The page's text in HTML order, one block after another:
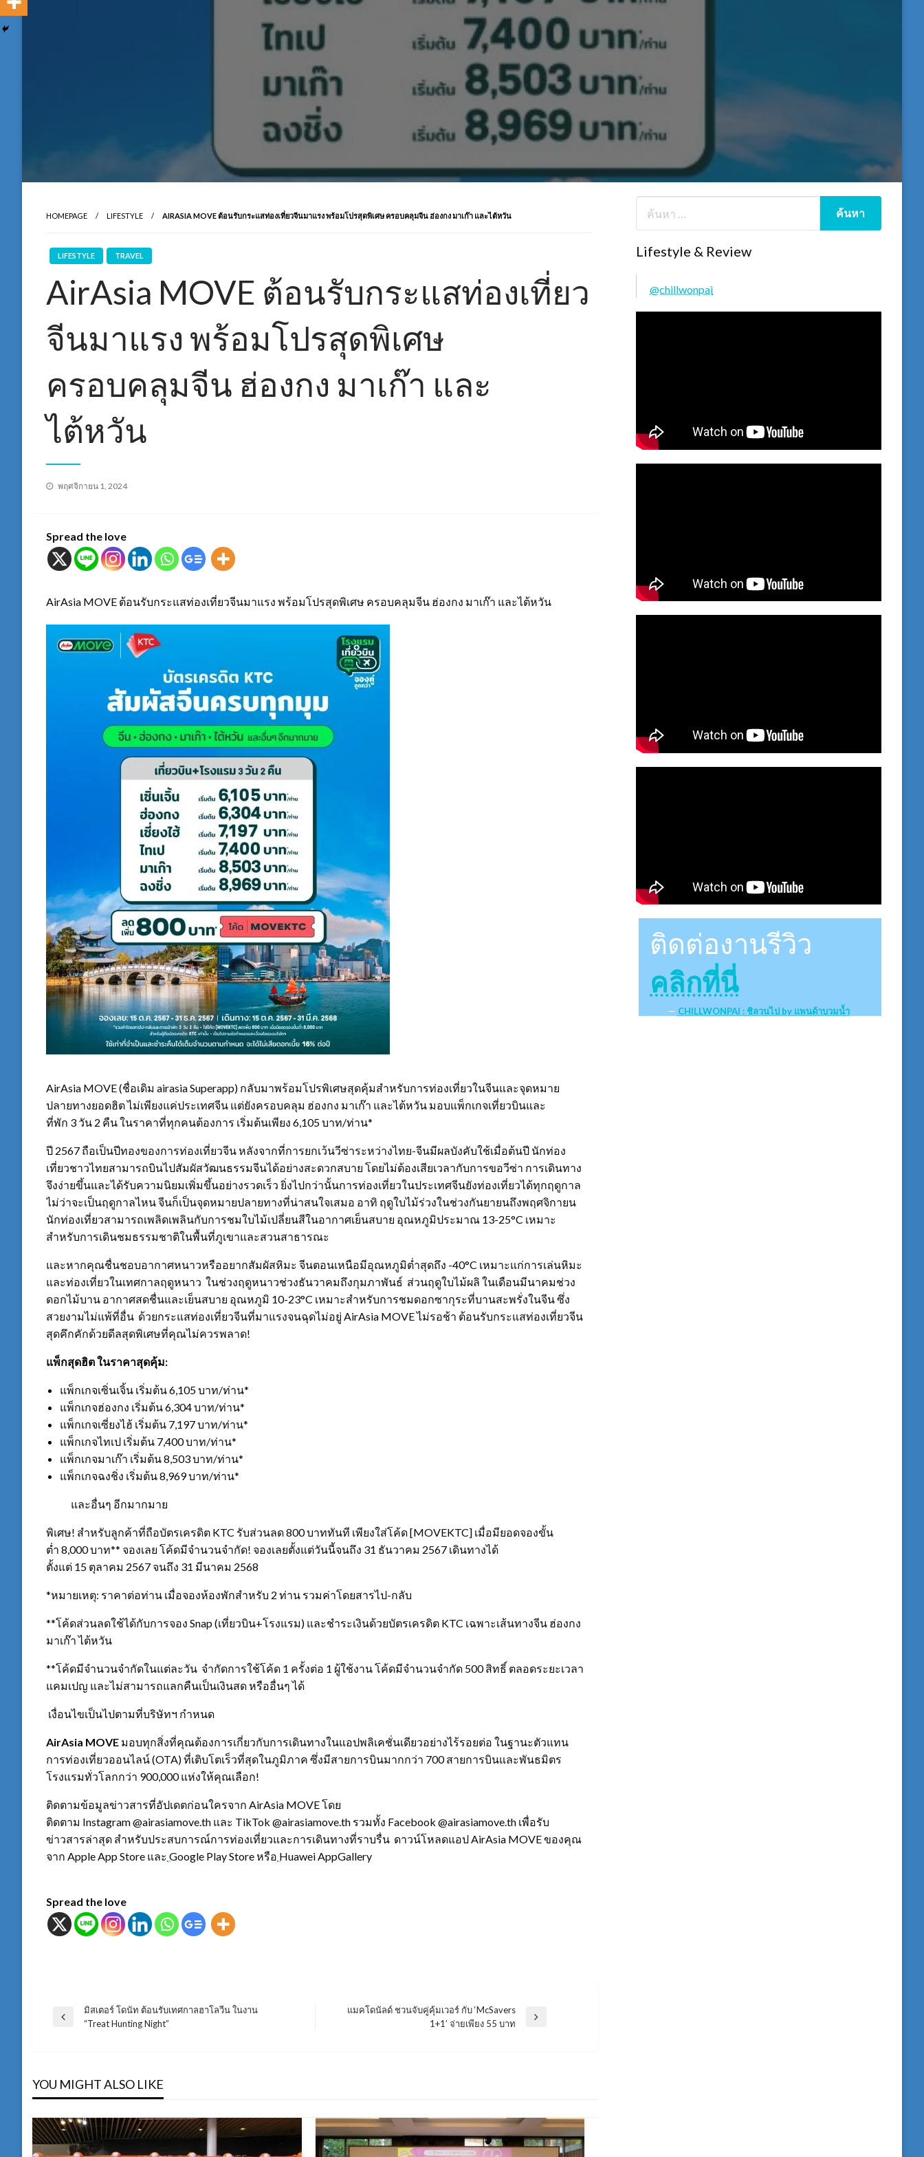
HOMEPAGE LIFESTYLE AIRASIA MOVE ต้อนรับกระแสท่องเที่ยวจีนมาแรง พร้อมโปรสุดพิเศษ ครอบคลุมจีน ฮ่องกง มาเก๊า และไต้หวัน
LIFESTYLE TRAVEL
AirAsia MOVE ต้อนรับกระแสท่องเที่ยว
จีนมาแรง พร้อมโปรสุดพิเศษ
ครอบคลุมจีน ฮ่องกง มาเก๊า และ
ไต้หวัน
Posted
พฤศจิกายน 1, 2024
Spread the love
AirAsia MOVE ต้อนรับกระแสท่องเที่ยวจีนมาแรง พร้อมโปรสุดพิเศษ ครอบคลุมจีน ฮ่องกง มาเก๊า และไต้หวัน
AirAsia MOVE (ชื่อเดิม airasia Superapp) กลับมาพร้อมโปรพิเศษสุดคุ้มสำหรับการท่องเที่ยวในจีนและจุดหมาย
ปลายทางยอดฮิต ไม่เพียงแค่ประเทศจีน แต่ยังครอบคลุม ฮ่องกง มาเก๊า และไต้หวัน มอบแพ็กเกจเที่ยวบินและ
ที่พัก 3 วัน 2 คืน ในราคาที่ทุกคนต้องการ เริ่มต้นเพียง 6,105 บาท/ท่าน*
ปี 2567 ถือเป็นปีทองของการท่องเที่ยวจีน หลังจากที่การยกเว้นวีซ่าระหว่างไทย-จีนมีผลบังคับใช้เมื่อต้นปี นักท่อง
เที่ยวชาวไทยสามารถบินไปสัมผัสวัฒนธรรมจีนได้อย่างสะดวกสบาย โดยไม่ต้องเสียเวลากับการขอวีซ่า การเดินทาง
จึงง่ายขึ้นและได้รับความนิยมเพิ่มขึ้นอย่างรวดเร็ว ยิ่งไปกว่านั้นการท่องเที่ยวในประเทศจีนยังท่องเที่ยวได้ทุกฤดูกาล
ไม่ว่าจะเป็นฤดูกาลไหน จีนก็เป็นจุดหมายปลายทางที่น่าสนใจเสมอ อาทิ ฤดูใบไม้ร่วงในช่วงกันยายนถึงพฤศจิกายน
นักท่องเที่ยวสามารถเพลิดเพลินกับการชมใบไม้เปลี่ยนสีในอากาศเย็นสบาย อุณหภูมิประมาณ 13-25°C เหมาะ
สำหรับการเดินชมธรรมชาติในพื้นที่ภูเขาและสวนสาธารณะ
และหากคุณชื่นชอบอากาศหนาวหรืออยากสัมผัสหิมะ จีนตอนเหนือมีอุณหภูมิต่ำสุดถึง -40°C เหมาะแก่การเล่นหิมะ
และท่องเที่ยวในเทศกาลฤดูหนาว ในช่วงฤดูหนาวช่วงธันวาคมถึงกุมภาพันธ์ ส่วนฤดูใบไม้ผลิ ในเดือนมีนาคมช่วง
ดอกไม้บาน อากาศสดชื่นและเย็นสบาย อุณหภูมิ 10-23°C เหมาะสำหรับการชมดอกซากุระที่บานสะพรั่งในจีน ซึ่ง
สวยงามไม่แพ้ที่อื่น ด้วยกระแสท่องเที่ยวจีนที่มาแรงจนฉุดไม่อยู่ AirAsia MOVE ไม่รอช้า ต้อนรับกระแสท่องเที่ยวจีน
สุดคึกคักด้วยดีลสุดพิเศษที่คุณไม่ควรพลาด!
แพ็กสุดฮิต ในราคาสุดคุ้ม:
แพ็กเกจเซิ่นเจิ้น เริ่มต้น 6,105 บาท/ท่าน*
แพ็กเกจฮ่องกง เริ่มต้น 6,304 บาท/ท่าน*
แพ็กเกจเซี่ยงไฮ้ เริ่มต้น 7,197 บาท/ท่าน*
แพ็กเกจไทเป เริ่มต้น 7,400 บาท/ท่าน*
แพ็กเกจมาเก๊า เริ่มต้น 8,503 บาท/ท่าน*
แพ็กเกจฉงชิ่ง เริ่มต้น 8,969 บาท/ท่าน*
และอื่นๆ อีกมากมาย
พิเศษ! สำหรับลูกค้าที่ถือบัตรเครดิต KTC รับส่วนลด 800 บาททันที เพียงใส่โค้ด [MOVEKTC] เมื่อมียอดจองขั้น
ต่ำ 8,000 บาท** จองเลย โค้ดมีจำนวนจำกัด! จองเลยตั้งแต่วันนี้จนถึง 31 ธันวาคม 2567 เดินทางได้
ตั้งแต่ 15 ตุลาคม 2567 จนถึง 31 มีนาคม 2568
*หมายเหตุ: ราคาต่อท่าน เมื่อจองห้องพักสำหรับ 2 ท่าน รวมค่าโดยสารไป-กลับ
**โค้ดส่วนลดใช้ได้กับการจอง Snap (เที่ยวบิน+โรงแรม) และชำระเงินด้วยบัตรเครดิต KTC เฉพาะเส้นทางจีน ฮ่องกง
มาเก๊า ไต้หวัน
**โค้ดมีจำนวนจำกัดในแต่ละวัน จำกัดการใช้โค้ด 1 ครั้งต่อ 1 ผู้ใช้งาน โค้ดมีจำนวนจำกัด 500 สิทธิ์ ตลอดระยะเวลา
แคมเปญ และไม่สามารถแลกคืนเป็นเงินสด หรืออื่นๆ ได้
เงื่อนไขเป็นไปตามที่บริษัทฯ กำหนด
AirAsia MOVE มอบทุกสิ่งที่คุณต้องการเกี่ยวกับการเดินทางในแอปพลิเคชั่นเดียวอย่างไร้รอยต่อ ในฐานะตัวแทน
การท่องเที่ยวออนไลน์ (OTA) ที่เติบโตเร็วที่สุดในภูมิภาค ซึ่งมีสายการบินมากกว่า 700 สายการบินและพันธมิตร
โรงแรมทั่วโลกกว่า 900,000 แห่งให้คุณเลือก!
ติดตามข้อมูลข่าวสารที่อัปเดตก่อนใครจาก AirAsia MOVE โดย
ติดตาม Instagram @airasiamove.th และ TikTok @airasiamove.th รวมทั้ง Facebook @airasiamove.th เพื่อรับ
ข่าวสารล่าสุด สำหรับประสบการณ์การท่องเที่ยวและการเดินทางที่ราบรื่น ดาวน์โหลดแอป AirAsia MOVE ของคุณ
จาก Apple App Store และ Google Play Store หรือ Huawei AppGallery
Spread the love
แนะแนว
Previous
มิสเตอร์ โดนัท ต้อนรับเทศกาลฮาโลวีน ในงาน
“Treat Hunting Night”
แมคโดนัลด์ ชวนจับคู่คุ้มเวอร์ กับ ‘McSavers
1+1’ จ่ายเพียง 55 บาท
YOU MIGHT ALSO LIKE
Lifestyle & Review
@chillwonpai
ติดต่องานรีวิว
คลิกที่นี่
CHILLWONPAI : ชิลวนไป by แพนด้าบวมน้ำ